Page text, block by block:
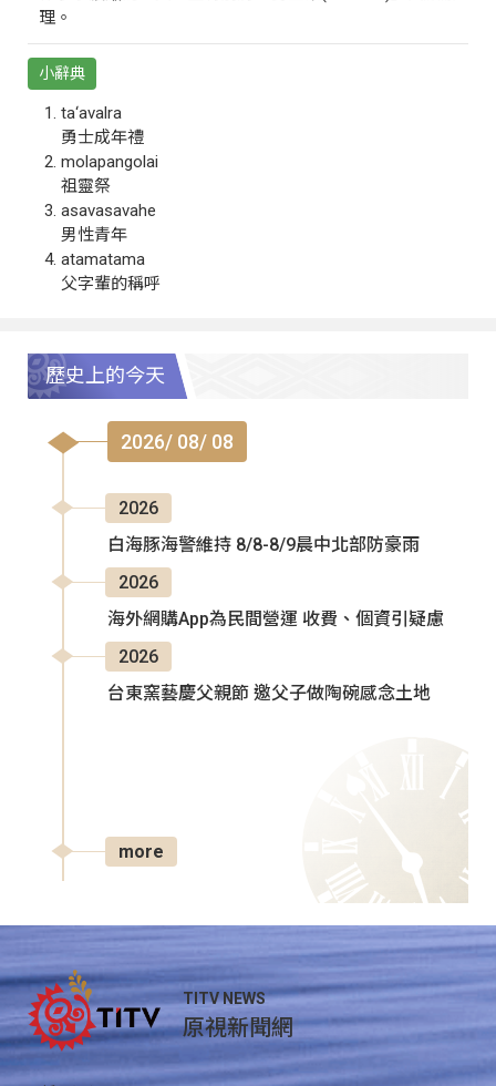
理。
小辭典
ta‘avalra
勇士成年禮
molapangolai
祖靈祭
asavasavahe
男性青年
atamatama
父字輩的稱呼
歷史上的今天
2026/ 08/ 08
2026
白海豚海警維持 8/8-8/9晨中北部防豪雨
2026
海外網購App為民間營運 收費、個資引疑慮
2026
台東窯藝慶父親節 邀父子做陶碗感念土地
more
TITV NEWS
原視新聞網